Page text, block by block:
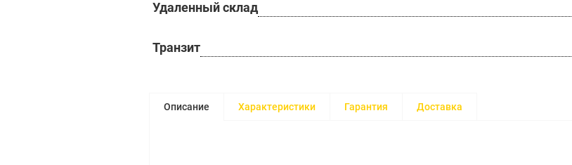
Удаленный склад
Транзит
Описание Характеристики Гарантия Доставка